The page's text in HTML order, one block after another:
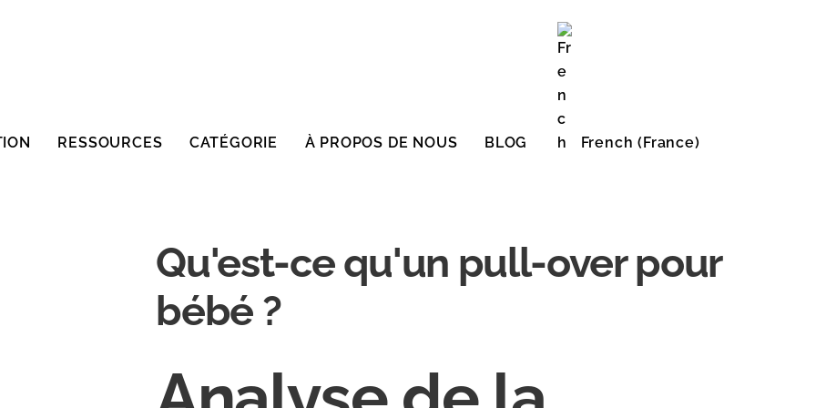
RESSOURCES CATÉGORIE À PROPOS DE NOUS BLOG French (France)
Qu'est-ce qu'un pull-over pour
bébé ?